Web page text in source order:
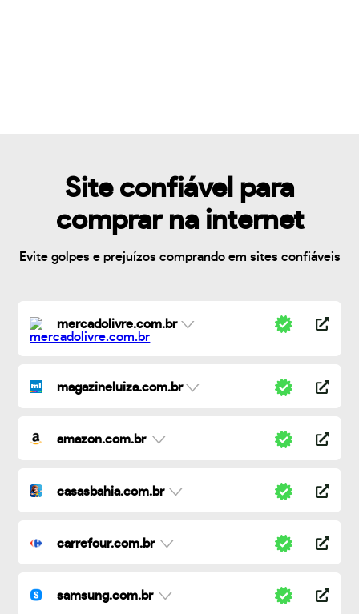
Site confiável para
comprar na internet
Evite golpes e prejuízos comprando em sites confiáveis
mercadolivre.com.br
magazineluiza.com.br
amazon.com.br
casasbahia.com.br
carrefour.com.br
samsung.com.br